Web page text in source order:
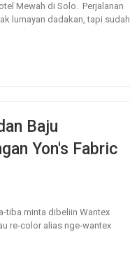
Mewah di Solo. Perjalanan
lumayan dadakan, tapi sudah
Baju
Yon's Fabric
tiba minta dibeliin Wantex
re-color alias nge-wantex